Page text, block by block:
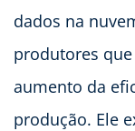
dados na
produtores
aumento da
produção. Ele